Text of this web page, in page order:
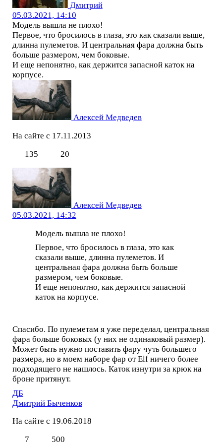
Дмитрий
05.03.2021, 14:10
Модель вышла не плохо!
Первое, что бросилось в глаза, это как сказали выше,
длинна пулеметов. И центральная фара должна быть
больше размером, чем боковые.
И еще непонятно, как держится запасной каток на
корпусе.
Алексей Медведев
На сайте с 17.11.2013
135
20
Алексей Медведев
05.03.2021, 14:32
Модель вышла не плохо!
Первое, что бросилось в глаза, это как
сказали выше, длинна пулеметов. И
центральная фара должна быть больше
размером, чем боковые.
И еще непонятно, как держится запасной
каток на корпусе.
Спасибо. По пулеметам я уже переделал, центральная
фара больше боковых (у них не одинаковый размер).
Может быть нужно поставить фару чуть большего
размера, но в моем наборе фар от Elf ничего более
подходящего не нашлось. Каток изнутри за крюк на
броне притянут.
ДБ
Дмитрий Быченков
На сайте с 19.06.2018
7
500